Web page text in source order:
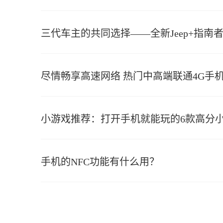
三代车主的共同选择——全新Jeep+指南者
尽情畅享高速网络 热门中高端联通4G手
小游戏推荐：打开手机就能玩的6款高分
手机的NFC功能有什么用？